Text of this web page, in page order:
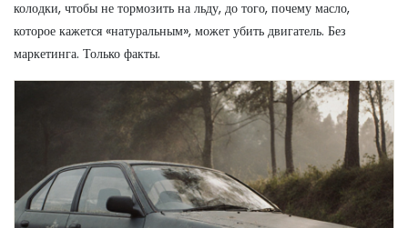
колодки, чтобы не тормозить на льду, до того, почему масло,
которое кажется «натуральным», может убить двигатель. Без
маркетинга. Только факты.